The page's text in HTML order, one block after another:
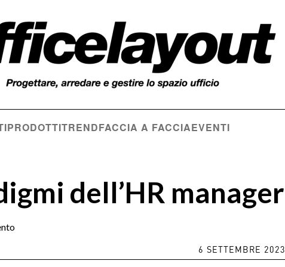
PRODOTTITRENDFACCIA A FACCIAEVENTI
dell’HR manager
6 SETTEMBRE 2023